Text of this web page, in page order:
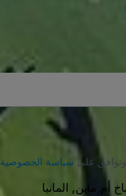
وتوافق على سياسة الخصوصية